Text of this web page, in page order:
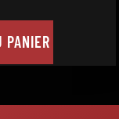
PANIER